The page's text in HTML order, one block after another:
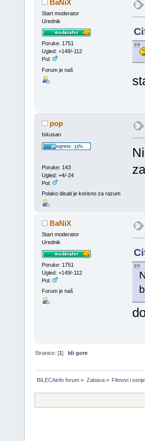
BaNiX
Start moderator
Urednik
Poruke: 1751
Ugled: +149/-112
Pol:
Forum je naš
pop
Iskusan
Poruke: 143
Ugled: +4/-24
Pol:
Polako disati je korisno za razum
BaNiX
Start moderator
Urednik
Poruke: 1751
Ugled: +149/-112
Pol:
Forum je naš
Stranice: [1] Idi gore
BILECAinfo forum » Zabava» Filmovi i serije